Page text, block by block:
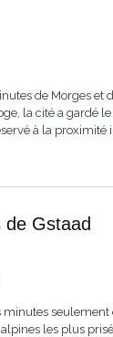
de Morges et
la cité a
à la
Gstaad
les plus